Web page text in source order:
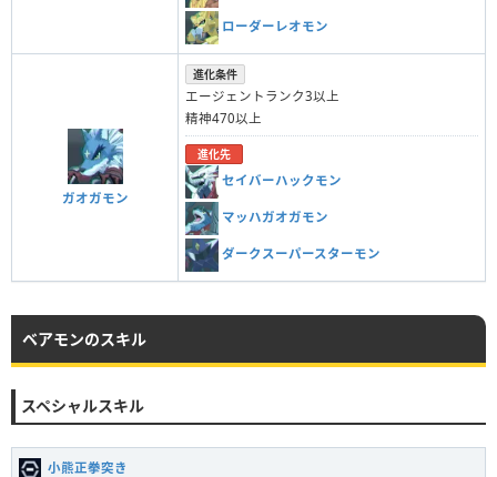
ローダーレオモン
ガオガモン
進化条件
エージェントランク3以上
精神470以上
進化先
セイバーハックモン
マッハガオガモン
ダークスーパースターモン
ベアモンのスキル
スペシャルスキル
小熊正拳突き